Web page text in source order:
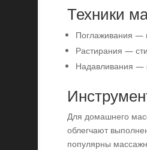
Техники
Поглаживания —
Растирания —
Надавливания —
Для домашнего
облегчают
популярны